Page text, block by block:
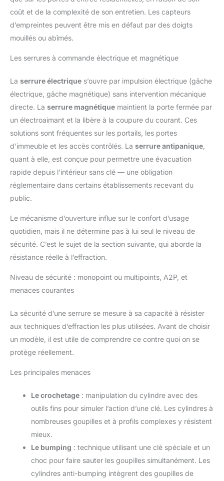
permet de consulter les
journaux d’ouverture, méthodes
porte en temps réel. Ouverture à
prend en charge Bluetooth et
passerelle. Portée Bluetooth : 5–
distance possible partout dans
le monde.
existant. Idéal pour maisons, appartements, bureaux, hôtels et
locations saisonnières. Remplacement des piles: La serrure
biométrique utilise trois piles AAA 1,5V alcalines (durée de vie
jusqu’à 6 mois). En cas de batterie faible, déverrouillage
temporaire via USB-C (pas de fonction de charge).
avec alertes de porte en temps réel. Ouverture à distance: La
passerelle (vendue séparément), ouverture à distance possible
partout dans le monde.
coût et de la complexité de son entretien. Les capteurs
d’empreintes peuvent être mis en défaut par des doigts
mouillés ou abîmés.
Les serrures à commande électrique et magnétique
La serrure électrique s’ouvre par impulsion électrique (gâche
électrique, gâche magnétique) sans intervention mécanique
directe. La serrure magnétique maintient la porte fermée par
un électroaimant et la libère à la coupure du courant. Ces
solutions sont fréquentes sur les portails, les portes
d’immeuble et les accès contrôlés. La serrure antipanique
quant à elle, est conçue pour permettre une évacuation
rapide depuis l’intérieur sans clé — une obligation
réglementaire dans certains établissements recevant du
public.
Le mécanisme d’ouverture influe sur le confort d’usage
quotidien, mais il ne détermine pas à lui seul le niveau de
sécurité. C’est le sujet de la section suivante, qui aborde la
résistance réelle à l’effraction.
Niveau de sécurité : monopoint ou multipoints, A2P, et
menaces courantes
La sécurité d’une serrure se mesure à sa capacité à résister
aux techniques d’effraction les plus utilisées. Avant de choisir
un modèle, il est utile de comprendre ce contre quoi on se
protège réellement.
Les principales menaces
Le crochetage : manipulation du cylindre avec des
outils fins pour simuler l’action d’une clé. Les cylindres à
nombreuses goupilles et à profils complexes y résistent
mieux.
Le bumping : technique utilisant une clé spéciale et un
choc pour faire sauter les goupilles simultanément. Les
cylindres anti-bumping intègrent des goupilles de